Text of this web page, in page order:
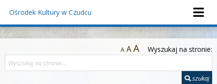
Ośrodek Kultury w Czudcu
A AA Wyszukaj na stronie:
szukaj